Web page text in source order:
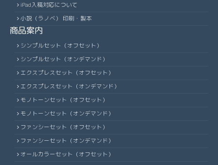
iPad入稿対応について
小説（ラノベ） 印刷・製本
商品案内
シンプルセット（オフセット）
シンプルセット（オンデマンド）
エクスプレスセット（オフセット）
エクスプレスセット（オンデマンド）
モノトーンセット（オフセット）
モノトーンセット（オンデマンド）
ファンシーセット（オフセット）
ファンシーセット（オンデマンド）
オールカラーセット（オフセット）